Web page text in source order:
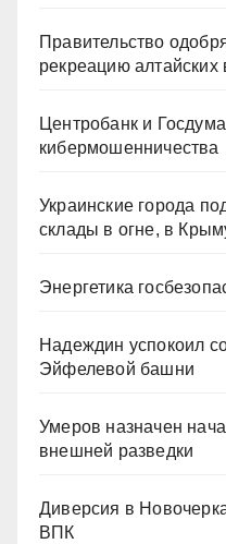
Правительство
рекреацию алтайских
Центробанк и
кибермошенничества
Украинские города
склады в огне, в
Энергетика
Надеждин успокоил
Эйфелевой башни
Умеров назначен
внешней разведки
Диверсия в
ВПК